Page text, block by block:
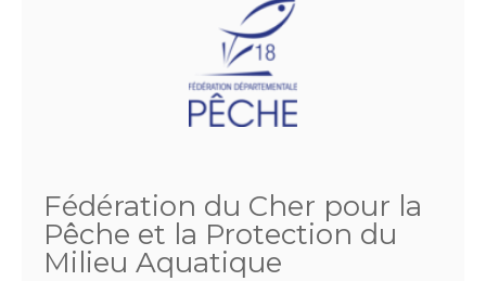
Fédération du Cher pour la
Pêche et la Protection du
Milieu Aquatique